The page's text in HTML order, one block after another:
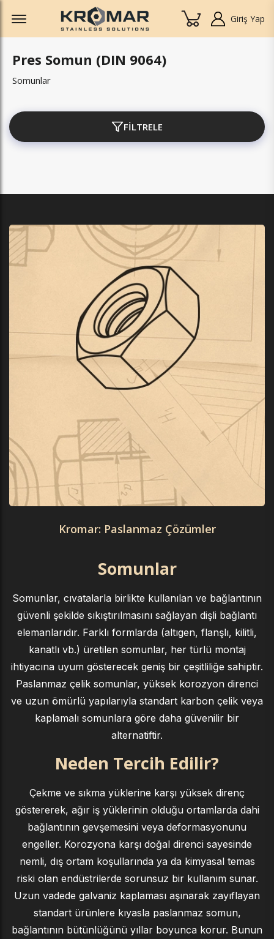
Offcanvas Menu Open
Giriş Yap
Pres Somun (DIN 9064)
Somunlar
FİLTRELE
Kromar: Paslanmaz Çözümler
Somunlar
Somunlar, cıvatalarla birlikte kullanılan ve bağlantının
güvenli şekilde sıkıştırılmasını sağlayan dişli bağlantı
elemanlarıdır. Farklı formlarda (altıgen, flanşlı, kilitli,
kanatlı vb.) üretilen somunlar, her türlü montaj
ihtiyacına uyum gösterecek geniş bir çeşitliliğe sahiptir.
Paslanmaz çelik somunlar, yüksek korozyon direnci
ve uzun ömürlü yapılarıyla standart karbon çelik veya
kaplamalı somunlara göre daha güvenilir bir
alternatiftir.
Neden Tercih Edilir?
Çekme ve sıkma yüklerine karşı yüksek direnç
göstererek, ağır iş yüklerinin olduğu ortamlarda dahi
bağlantının gevşemesini veya deformasyonunu
engeller. Korozyona karşı doğal direnci sayesinde
nemli, dış ortam koşullarında ya da kimyasal temas
riski olan endüstrilerde sorunsuz bir kullanım sunar.
Uzun vadede galvaniz kaplaması aşınarak zayıflayan
standart ürünlere kıyasla paslanmaz somun,
bağlantının bütünlüğünü yıllar boyunca korur. Bunun